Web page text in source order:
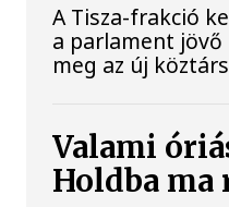
A Tisza-frakció
a parlament jövő
meg az új
Valami
Holdba ma